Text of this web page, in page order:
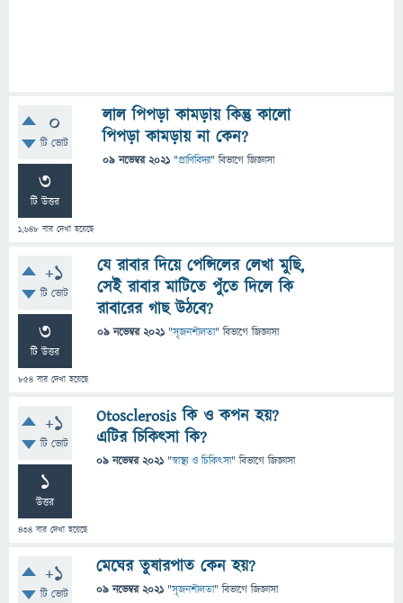
0
টি ভোট
3
টি উত্তর
1,648 বার দেখা হয়েছে
লাল পিপড়া কামড়ায় কিন্তু কালো
পিপড়া কামড়ায় না কেন?
09 নভেম্বর 2021 "প্রাণিবিদ্যা" বিভাগে জিজ্ঞাসা
+1
টি ভোট
3
টি উত্তর
854 বার দেখা হয়েছে
যে রাবার দিয়ে পেন্সিলের লেখা মুছি,
সেই রাবার মাটিতে পুঁতে দিলে কি
রাবারের গাছ উঠবে?
09 নভেম্বর 2021 "সৃজনশীলতা" বিভাগে জিজ্ঞাসা
+1
টি ভোট
1
উত্তর
434 বার দেখা হয়েছে
Otosclerosis কি ও কপন হয়?
এটির চিকিৎসা কি?
09 নভেম্বর 2021 "স্বাস্থ্য ও চিকিৎসা" বিভাগে জিজ্ঞাসা
+1
টি ভোট
মেঘের তুষারপাত কেন হয়?
09 নভেম্বর 2021 "সৃজনশীলতা" বিভাগে জিজ্ঞাসা